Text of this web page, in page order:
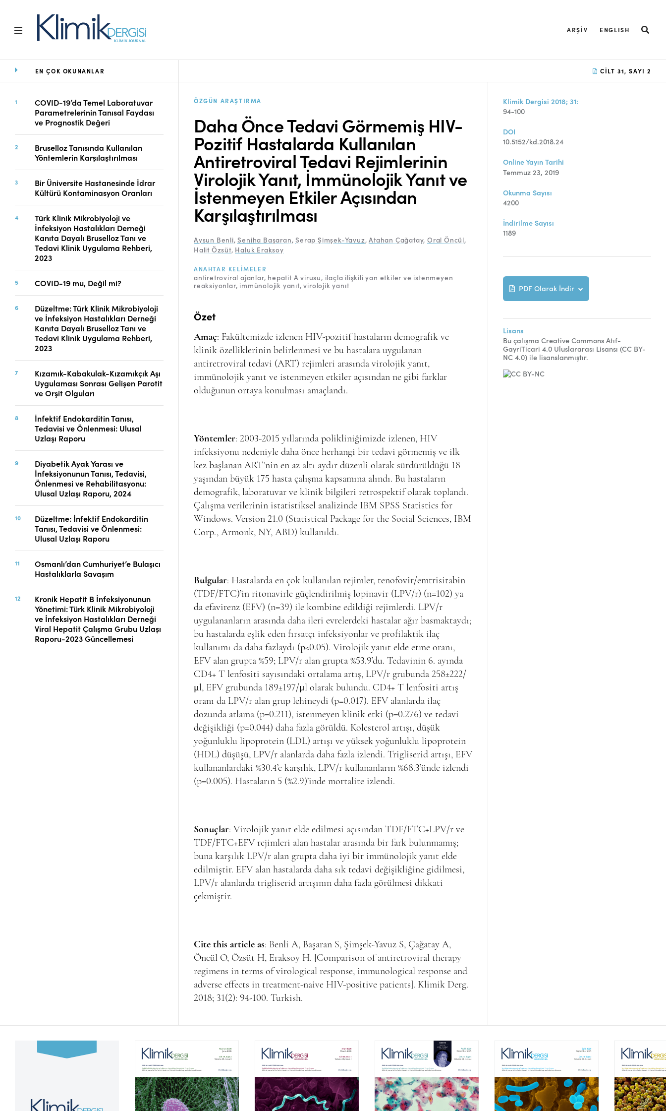
ARŞIV ENGLISH
Ana Sayfa
Amaç ve Kapsam
Açık Erişim İlkesi
Yayın Kurulu
Editoryal Süreç
Danışmanlık Süreci
Yazarlara Bilgi
Online Makale
Gönderimi
Dizinler
Telif Hakları
İletişim
FACEBOOK TWITTER
EN ÇOK OKUNANLAR
COVID-19’da Temel Laboratuvar
Parametrelerinin Tanısal Faydası
ve Prognostik Değeri
Bruselloz Tanısında Kullanılan
Yöntemlerin Karşılaştırılması
Bir Üniversite Hastanesinde İdrar
Kültürü Kontaminasyon Oranları
Türk Klinik Mikrobiyoloji ve
İnfeksiyon Hastalıkları Derneği
Kanıta Dayalı Bruselloz Tanı ve
Tedavi Klinik Uygulama Rehberi,
2023
COVID-19 mu, Değil mi?
Düzeltme: Türk Klinik Mikrobiyoloji
ve İnfeksiyon Hastalıkları Derneği
Kanıta Dayalı Bruselloz Tanı ve
Tedavi Klinik Uygulama Rehberi,
2023
Kızamık-Kabakulak-Kızamıkçık Aşı
Uygulaması Sonrası Gelişen Parotit
ve Orşit Olguları
İnfektif Endokarditin Tanısı,
Tedavisi ve Önlenmesi: Ulusal
Uzlaşı Raporu
Diyabetik Ayak Yarası ve
İnfeksiyonunun Tanısı, Tedavisi,
Önlenmesi ve Rehabilitasyonu:
Ulusal Uzlaşı Raporu, 2024
Düzeltme: İnfektif Endokarditin
Tanısı, Tedavisi ve Önlenmesi:
Ulusal Uzlaşı Raporu
Osmanlı’dan Cumhuriyet’e Bulaşıcı
Hastalıklarla Savaşım
Kronik Hepatit B İnfeksiyonunun
Yönetimi: Türk Klinik Mikrobiyoloji
ve İnfeksiyon Hastalıkları Derneği
Viral Hepatit Çalışma Grubu Uzlaşı
Raporu-2023 Güncellemesi
CILT 31, SAYI 2
ÖZGÜN ARAŞTIRMA
Daha Önce Tedavi Görmemiş HIV-
Pozitif Hastalarda Kullanılan
Antiretroviral Tedavi Rejimlerinin
Virolojik Yanıt, İmmünolojik Yanıt ve
İstenmeyen Etkiler Açısından
Karşılaştırılması
Aysun Benli,Seniha Başaran,Serap Şimşek-Yavuz,Atahan Çağatay,Oral Öncül,
Halit Özsüt, Haluk Eraksoy
ANAHTAR KELIMELER
antiretroviral ajanlar hepatit A virusu ilaçla ilişkili yan etkiler ve istenmeyen
reaksiyonlar immünolojik yanıt virolojik yanıt
Özet
Amaç: Fakültemizde izlenen HIV-pozitif hastaların demografik ve
klinik özelliklerinin belirlenmesi ve bu hastalara uygulanan
antiretroviral tedavi (ART) rejimleri arasında virolojik yanıt,
immünolojik yanıt ve istenmeyen etkiler açısından ne gibi farklar
olduğunun ortaya konulması amaçlandı.
Yöntemler: 2003-2015 yıllarında polikliniğimizde izlenen, HIV
infeksiyonu nedeniyle daha önce herhangi bir tedavi görmemiş ve ilk
kez başlanan ART’nin en az altı aydır düzenli olarak sürdürüldüğü 18
yaşından büyük 175 hasta çalışma kapsamına alındı. Bu hastaların
demografik, laboratuvar ve klinik bilgileri retrospektif olarak toplandı.
Çalışma verilerinin istatistiksel analizinde IBM SPSS Statistics for
Windows. Version 21.0 (Statistical Package for the Social Sciences, IBM
Corp., Armonk, NY, ABD) kullanıldı.
Bulgular: Hastalarda en çok kullanılan rejimler, tenofovir/emtrisitabin
(TDF/FTC)’in ritonavirle güçlendirilmiş lopinavir (LPV/r) (n=102) ya
da efavirenz (EFV) (n=39) ile kombine edildiği rejimlerdi. LPV/r
uygulananların arasında daha ileri evrelerdeki hastalar ağır basmaktaydı;
bu hastalarda eşlik eden fırsatçı infeksiyonlar ve profilaktik ilaç
kullanımı da daha fazlaydı (p<0.05). Virolojik yanıt elde etme oranı,
EFV alan grupta %59; LPV/r alan grupta %53.9’du. Tedavinin 6. ayında
CD4+ T lenfositi sayısındaki ortalama artış, LPV/r grubunda 258±222/
μl, EFV grubunda 189±197/μl olarak bulundu. CD4+ T lenfositi artış
oranı da LPV/r alan grup lehineydi (p=0.017). EFV alanlarda ilaç
dozunda atlama (p=0.211), istenmeyen klinik etki (p=0.276) ve tedavi
değişikliği (p=0.044) daha fazla görüldü. Kolesterol artışı, düşük
yoğunluklu lipoprotein (LDL) artışı ve yüksek yoğunluklu lipoprotein
(HDL) düşüşü, LPV/r alanlarda daha fazla izlendi. Trigliserid artışı, EFV
kullananlardaki %30.4’e karşılık, LPV/r kullananların %68.3’ünde izlendi
(p=0.005). Hastaların 5 (%2.9)’inde mortalite izlendi.
Sonuçlar: Virolojik yanıt elde edilmesi açısından TDF/FTC+LPV/r ve
TDF/FTC+EFV rejimleri alan hastalar arasında bir fark bulunmamış;
buna karşılık LPV/r alan grupta daha iyi bir immünolojik yanıt elde
edilmiştir. EFV alan hastalarda daha sık tedavi değişikliğine gidilmesi,
LPV/r alanlarda trigliserid artışının daha fazla görülmesi dikkati
çekmiştir.
Cite this article as: Benli A, Başaran S, Şimşek-Yavuz S, Çağatay A,
Öncül O, Özsüt H, Eraksoy H. [Comparison of antiretroviral therapy
regimens in terms of virological response, immunological response and
adverse effects in treatment-naive HIV-positive patients]. Klimik Derg.
2018; 31(2): 94-100. Turkish.
Klimik Dergisi 2018; 31:
94-100
DOI
10.5152/kd.2018.24
Online Yayın Tarihi
Temmuz 23, 2019
Okunma Sayısı
4200
İndirilme Sayısı
1189
PDF Olarak İndir
Lisans
Bu çalışma Creative Commons Atıf-
GayriTicari 4.0 Uluslararası Lisansı (CC BY-
NC 4.0) ile lisanslanmıştır.